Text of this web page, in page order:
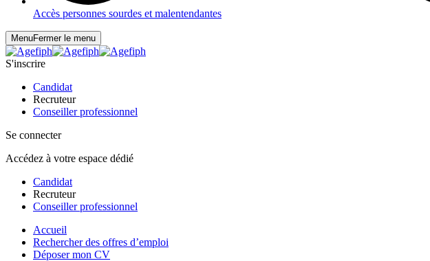
Accès personnes sourdes et malentendantes
MenuFermer le menu
S'inscrire
Candidat
Recruteur
Conseiller professionnel
Se connecter
Accédez à votre espace dédié
Candidat
Recruteur
Conseiller professionnel
Accueil
Rechercher des offres d’emploi
Déposer mon CV